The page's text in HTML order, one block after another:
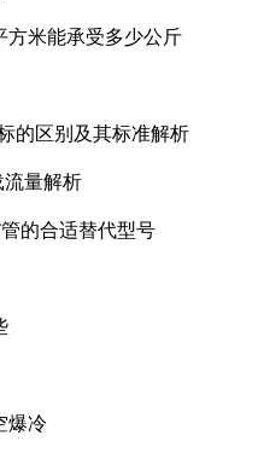
方米能承受多少公斤
的区别及其标准解析
流量解析
管的合适替代型号
爆冷